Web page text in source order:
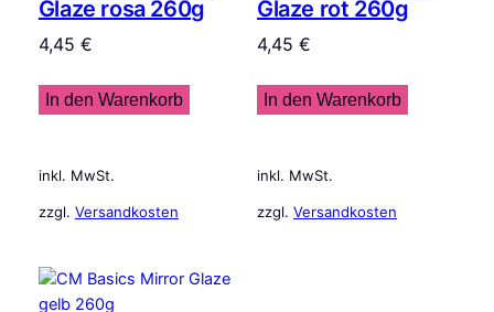
Glaze rosa 260g
4,45 €
In den Warenkorb
inkl. MwSt.
zzgl. Versandkosten
Glaze rot 260g
4,45€
In den Warenkorb
inkl. MwSt.
zzgl.Versandkosten